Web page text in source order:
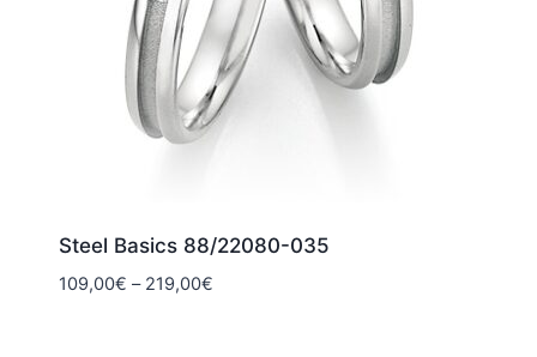
Steel Basics 88/22080-035
109,00€ – 219,00€Hintaluokka: